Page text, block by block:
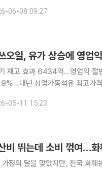
06-08 09:27
오일, 유가 상승에 영업
재고 효과 6434억…영업익 절
내년 상업가동석유 최고가격제 부담 눈덩
과에서 발생한 데다 국내 석유
05-11 15:23
비 뛰는데 소비 꺾여…
정의 달을 맞았지만, 전국 화훼농가와 꽃